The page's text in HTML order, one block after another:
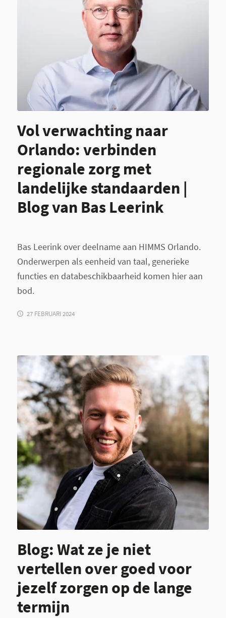
Vol verwachting naar
Orlando: verbinden
regionale zorg met
landelijke standaarden |
Blog van Bas Leerink
Bas Leerink over deelname aan HIMMS Orlando.
Onderwerpen als eenheid van taal, generieke
functies en databeschikbaarheid komen hier aan
bod.
27 FEBRUARI 2024
Blog: Wat ze je niet
vertellen over goed voor
jezelf zorgen op de lange
termijn